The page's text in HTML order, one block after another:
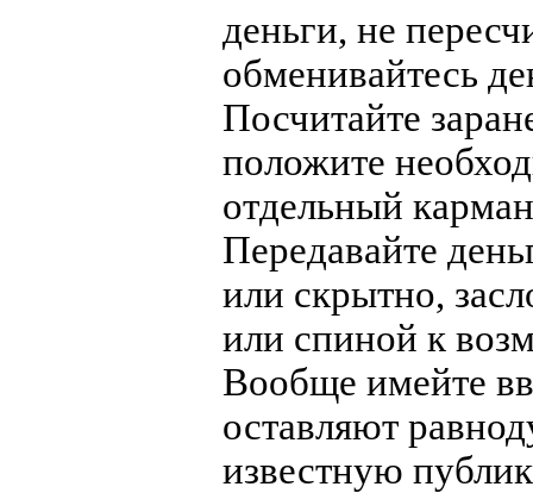
деньги, не
обменивайтесь
Посчитайте
положите
отдельный
Передавайте
или скрытно,
или спиной к
Вообще имейте
оставляют
известную